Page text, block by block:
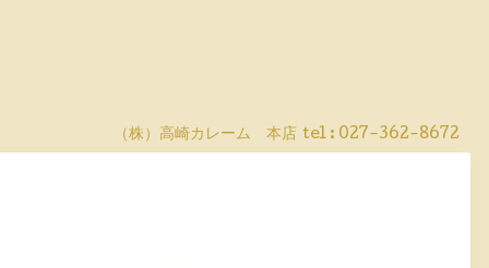
（株）高崎カレーム 本店 tel : 027-362-8672